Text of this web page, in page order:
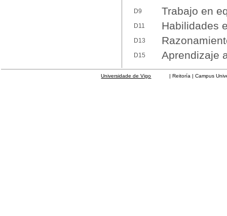
D9 Trabajo en
D11 Habilidades
D13
D15 Aprendizaje
Universidade de Vigo | Reitoría | Campus